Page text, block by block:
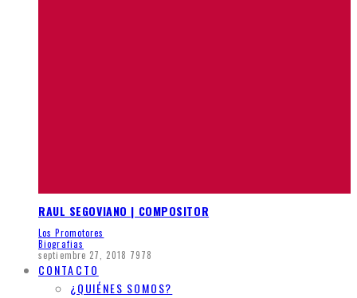
RAUL SEGOVIANO | COMPOSITOR
Los Promotores
Biografias
septiembre 27, 2018 7978
CONTACTO
¿QUIÉNES SOMOS?